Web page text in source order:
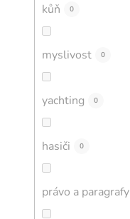
kůň 0
myslivost 0
yachting 0
hasiči 0
právo a paragrafy